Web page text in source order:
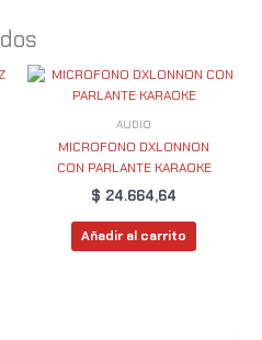
AUDIO
MICROFONO DXLONNON
CON PARLANTE KARAOKE
$ 24.664,64
Añadir al carrito